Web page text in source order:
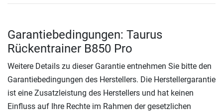
Garantiebedingungen: Taurus
Rückentrainer B850 Pro
Weitere Details zu dieser Garantie entnehmen Sie bitte den
Garantiebedingungen des Herstellers. Die Herstellergarantie
ist eine Zusatzleistung des Herstellers und hat keinen
Einfluss auf Ihre Rechte im Rahmen der gesetzlichen